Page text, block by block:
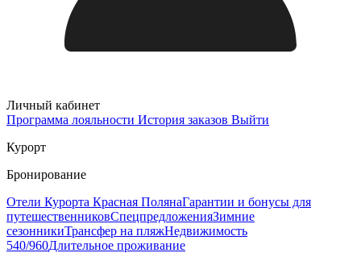
Личный кабинет
Программа лояльности История заказов Выйти
Курорт
Бронирование
Отели Курорта Красная ПолянаГарантии и бонусы для
путешественниковСпецпредложенияЗимние
сезонникиТрансфер на пляжНедвижимость
540/960Длительное проживание